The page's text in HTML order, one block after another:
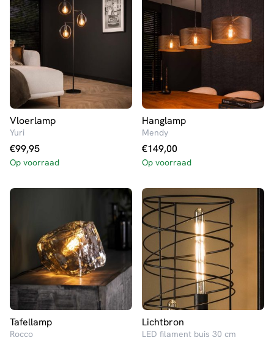
Vloerlamp
Yuri
€99,95
Op voorraad
Hanglamp
Mendy
€149,00
Op voorraad
Tafellamp
Rocco
Lichtbron
LED filament buis 30 cm